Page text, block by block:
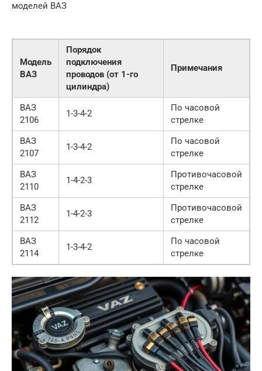
моделей ВАЗ
Модель
ВАЗ
Порядок
подключения
проводов (от 1-го
цилиндра)
Примечания
ВАЗ
2106
1-3-4-2
По часовой
стрелке
ВАЗ
2107
1-3-4-2
По часовой
стрелке
ВАЗ
2110
1-4-2-3
Противочасовой
стрелке
ВАЗ
2112
1-4-2-3
Противочасовой
стрелке
ВАЗ
2114
1-3-4-2
По часовой
стрелке